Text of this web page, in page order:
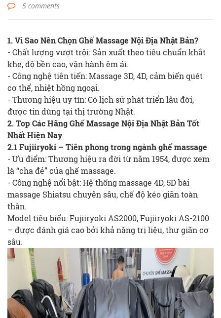
5 comments
1. Vì Sao Nên Chọn Ghế Massage Nội Địa Nhật Bản?
- Chất lượng vượt trội: Sản xuất theo tiêu chuẩn khắt
khe, độ bền cao, vận hành êm ái.
- Công nghệ tiên tiến: Massage 3D, 4D, cảm biến quét
cơ thể, nhiệt hồng ngoại.
- Thương hiệu uy tín: Có lịch sử phát triển lâu đời,
được tin dùng tại thị trường Nhật.
2. Top Các Hãng Ghế Massage Nội Địa Nhật Bản Tốt
Nhất Hiện Nay
2.1 Fujiiryoki – Tiên phong trong ngành ghế massage
- Ưu điểm: Thương hiệu ra đời từ năm 1954, được xem
là “cha đẻ” của ghế massage.
- Công nghệ nổi bật: Hệ thống massage 4D, 5D bài
massage Shiatsu chuyên sâu, chế độ kéo giãn toàn
thân.
Model tiêu biểu: Fujiiryoki AS2000, Fujiiryoki AS-2100
– được đánh giá cao bởi khả năng trị liệu, thư giãn cơ
sâu.